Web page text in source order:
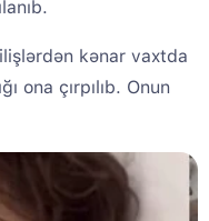
kənar vaxtda
ona çırpılıb. Onun